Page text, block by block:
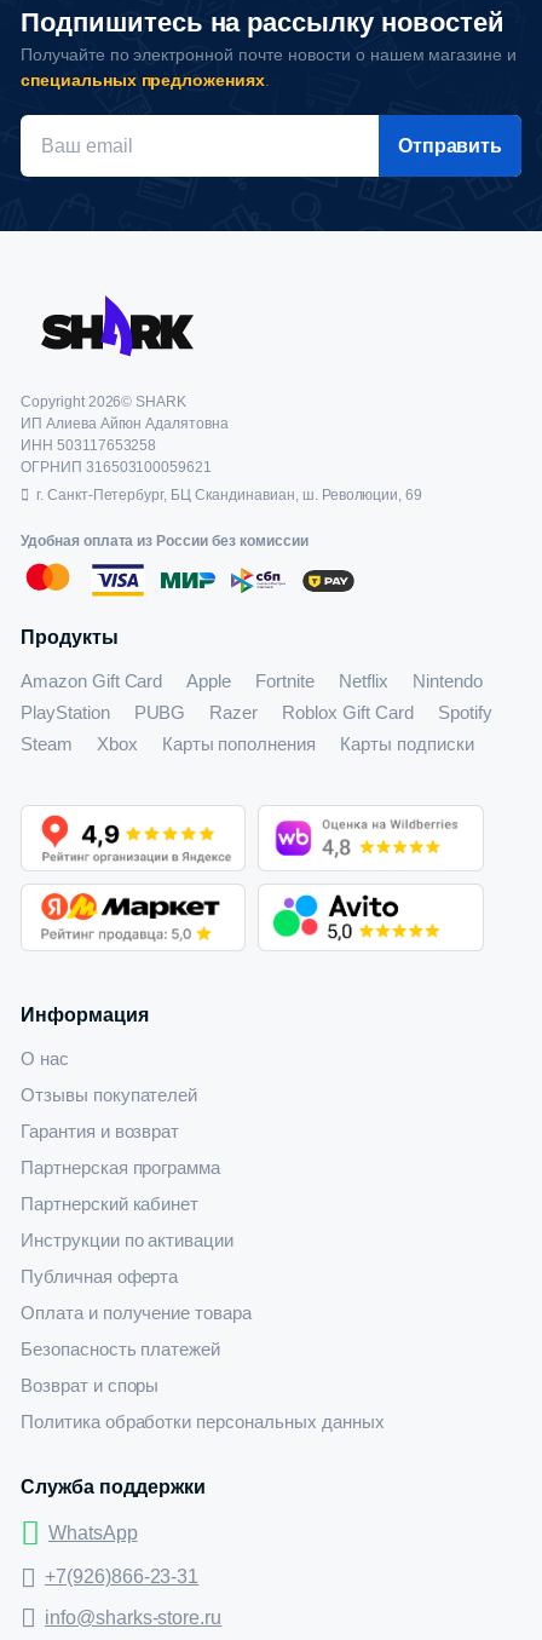
Подпишитесь на рассылку новостей
Получайте по электронной почте новости о нашем магазине и
специальных предложениях
Отправить
Copyright 2026© SHARK
ИП Алиева Айгюн Адалятовна
ИНН 503117653258
ОГРНИП 316503100059621
г. Санкт-Петербург, БЦ Скандинавиан, ш. Революции, 69
Удобная оплата из России без комиссии
Продукты
Amazon Gift Card Apple Fortnite Netflix
Nintendo
PlayStation
PUBG Razer Roblox Gift Card
Spotify
Steam
Xbox Карты пополнения Карты подписки
Информация
О нас
Отзывы покупателей
Гарантия и возврат
Партнерская программа
Партнерский кабинет
Инструкции по активации
Публичная оферта
Оплата и получение товара
Безопасность платежей
Возврат и споры
Политика обработки персональных данных
Служба поддержки
WhatsApp
+7(926)866-23-31
info@sharks-store.ru